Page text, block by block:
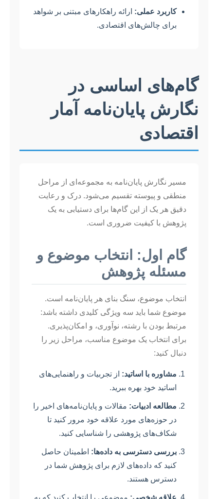
کاربرد عملی: ارائه راهکارهای مبتنی بر شواهد
برای چالش‌های اقتصادی.
گام‌های اساسی در
نگارش پایان‌نامه آمار
اقتصادی
مسیر نگارش پایان‌نامه به مجموعه‌ای از مراحل
منطقی و پیوسته تقسیم می‌شود. درک و رعایت
دقیق هر یک از این گام‌ها برای دستیابی به یک
پژوهش با کیفیت ضروری است.
گام اول: انتخاب موضوع و
مسئله پژوهش
انتخاب موضوع، سنگ بنای هر پایان‌نامه است.
موضوع شما باید سه ویژگی کلیدی داشته باشد:
مرتبط بودن با رشته، نوآوری، و امکان‌پذیری.
برای انتخاب یک موضوع مناسب، مراحل زیر را
دنبال کنید:
مشاوره با اساتید: از تجربیات و راهنمایی‌های
اساتید خود بهره ببرید.
مطالعه ادبیات: مقالات و پایان‌نامه‌های اخیر را
در حوزه‌های مورد علاقه خود مرور کنید تا
شکاف‌های پژوهشی را شناسایی کنید.
بررسی دسترسی به داده‌ها: اطمینان حاصل
کنید که داده‌های لازم برای پژوهش شما در
دسترس هستند.
علاقه شخصی: موضوعی را انتخاب کنید که به